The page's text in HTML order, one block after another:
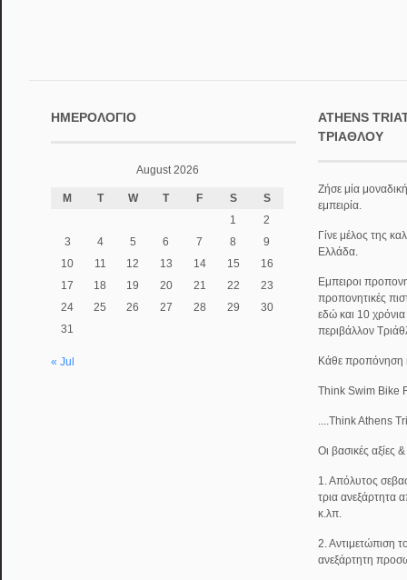
ΗΜΕΡΟΛΌΓΙΟ
August 2026
M T W T F S
S
1
2
3
4 5 6 7 8
9
10
11 12 13 14 15
16
17
18 19 20 21 22
23
24
25 26 27 28 29
30
31
« Jul
ATHENS
ΤΡΙΆΘΛΟΥ
Ζήσε μία
εμπειρία.
Γίνε μέλος της
Ελλάδα.
Εμπειροι
προπονητικές
εδώ και 10
περιβάλλον
Κάθε προπόνηση
Think Swim Bike
....Think Athens
Οι βασικές αξίες
1. Απόλυτος
τρια ανεξάρτητα
κ.λπ.
2. Αντιμετώπιση
ανεξάρτητη